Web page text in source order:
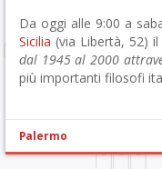
Da oggi alle 9:00 a
Sicilia (via Libertà, 52)
dal 1945 al 2000
più importanti filosofi
Palermo